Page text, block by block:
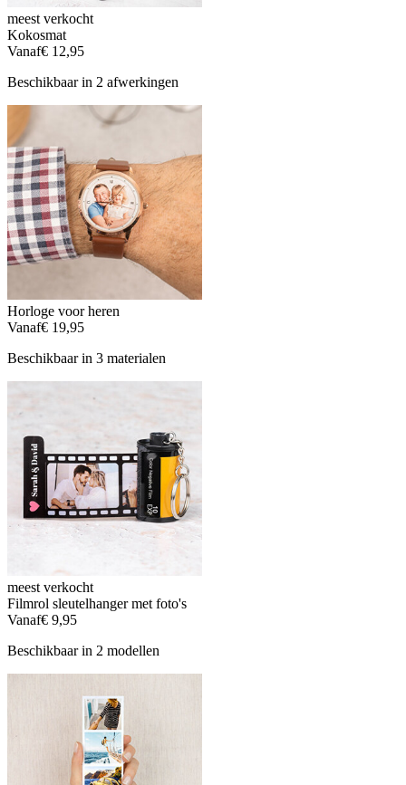
meest verkocht
Kokosmat
Vanaf€ 12,95
Beschikbaar in 2 afwerkingen
Horloge voor heren
Vanaf€ 19,95
Beschikbaar in 3 materialen
meest verkocht
Filmrol sleutelhanger met foto's
Vanaf€ 9,95
Beschikbaar in 2 modellen